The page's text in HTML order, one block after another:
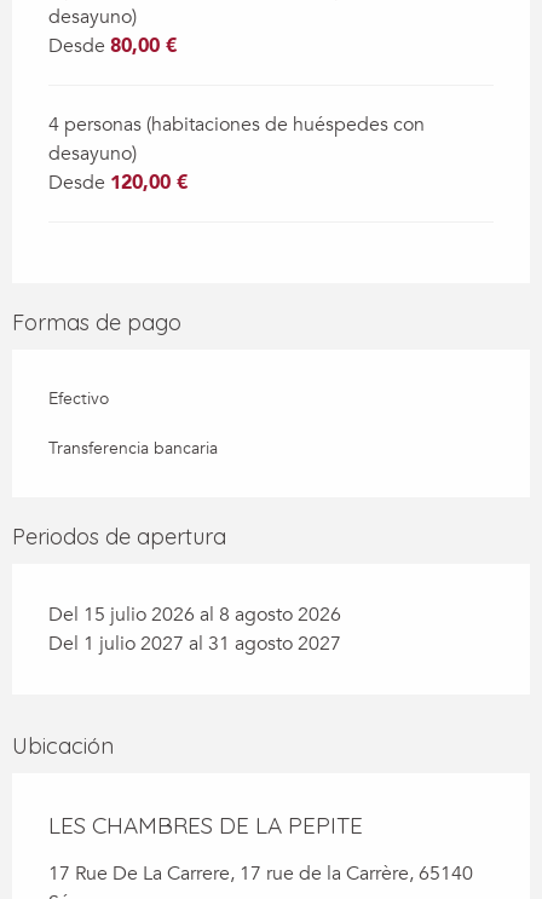
desayuno)
Desde 80,00 €
4 personas (habitaciones de huéspedes con
desayuno)
Desde 120,00 €
Formas de pago
Efectivo
Transferencia bancaria
Periodos de apertura
Del 15 julio 2026 al 8 agosto 2026
Del 1 julio 2027 al 31 agosto 2027
Ubicación
LES CHAMBRES DE LA PEPITE
17 Rue De La Carrere, 17 rue de la Carrère, 65140